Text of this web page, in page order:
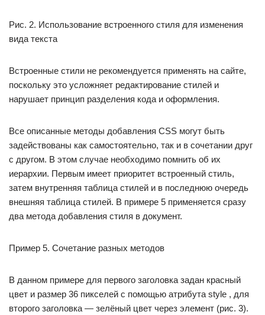
Рис. 2. Использование встроенного стиля для изменения
вида текста
Встроенные стили не рекомендуется применять на сайте,
поскольку это усложняет редактирование стилей и
нарушает принцип разделения кода и оформления.
Все описанные методы добавления CSS могут быть
задействованы как самостоятельно, так и в сочетании друг
с другом. В этом случае необходимо помнить об их
иерархии. Первым имеет приоритет встроенный стиль,
затем внутренняя таблица стилей и в последнюю очередь
внешняя таблица стилей. В примере 5 применяется сразу
два метода добавления стиля в документ.
Пример 5. Сочетание разных методов
В данном примере для первого заголовка задан красный
цвет и размер 36 пикселей с помощью атрибута style , для
второго заголовка — зелёный цвет через элемент (рис. 3).